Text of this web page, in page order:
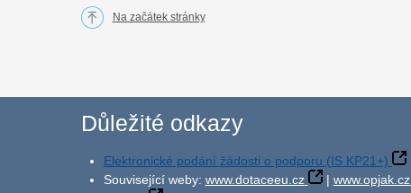
Na začátek stránky
Důležité odkazy
Elektronické podání žádosti o podporu (IS KP21+)
Související weby: www.dotaceeu.cz | www.opjak.cz